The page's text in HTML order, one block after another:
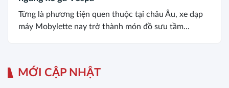
Từng là phương tiện quen thuộc tại châu Âu, xe đạp
máy Mobylette nay trở thành món đồ sưu tầm...
MỚI CẬP NHẬT